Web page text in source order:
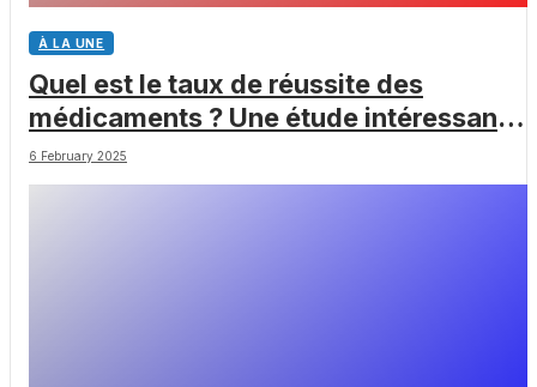
À LA UNE
Quel est le taux de réussite des
médicaments ? Une étude intéressante
chez les Big Pharmas
6 February 2025